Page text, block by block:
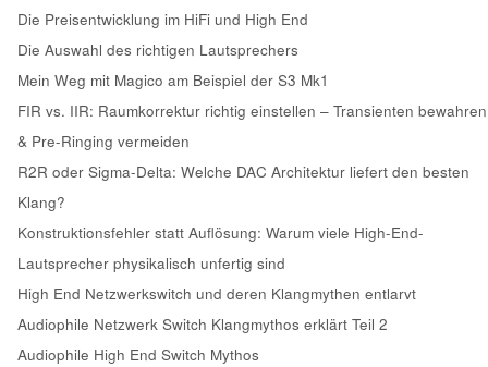
Die Preisentwicklung im HiFi und High End
Die Auswahl des richtigen Lautsprechers
Mein Weg mit Magico am Beispiel der S3 Mk1
FIR vs. IIR: Raumkorrektur richtig einstellen – Transienten bewahren
& Pre-Ringing vermeiden
R2R oder Sigma-Delta: Welche DAC Architektur liefert den besten
Klang?
Konstruktionsfehler statt Auflösung: Warum viele High-End-
Lautsprecher physikalisch unfertig sind
High End Netzwerkswitch und deren Klangmythen entlarvt
Audiophile Netzwerk Switch Klangmythos erklärt Teil 2
Audiophile High End Switch Mythos